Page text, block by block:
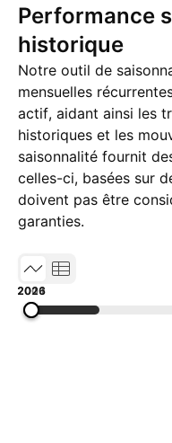
Performance
historique
Notre outil de
mensuelles
actif, aidant ainsi les
historiques et les
saisonnalité fournit
celles-ci, basées sur
doivent pas être
garanties.
2001
2013
2026